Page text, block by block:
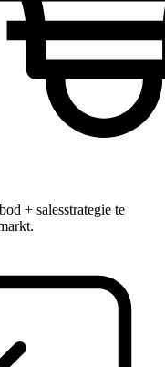
+ salesstrategie te